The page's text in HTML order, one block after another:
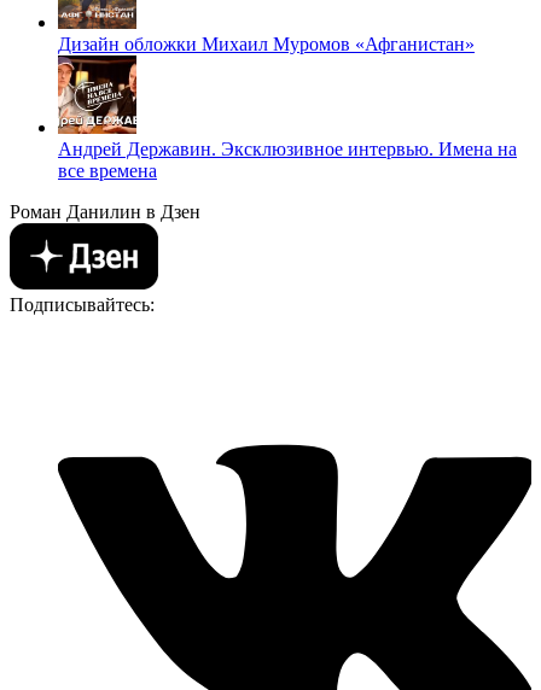
Дизайн обложки Михаил Муромов «Афганистан»
Андрей Державин. Эксклюзивное интервью. Имена на
все времена
Роман Данилин в Дзен
Подписывайтесь: